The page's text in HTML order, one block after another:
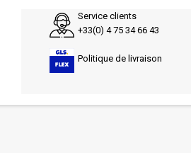
Service clients
+33(0) 4 75 34 66 43
Politique de livraison